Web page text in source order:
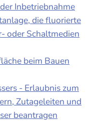
Inbetriebnahme
die fluorierte
oder Schaltmedien
beim Bauen
- Erlaubnis zum
Zutageleiten und
beantragen